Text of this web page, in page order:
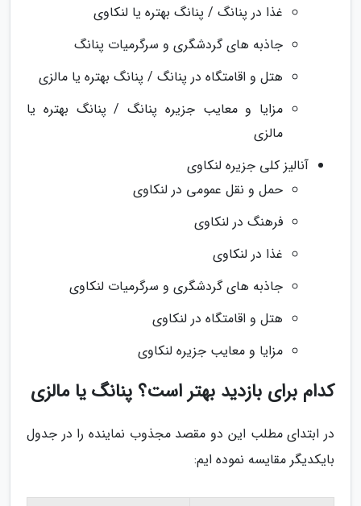
غذا در پنانگ / پنانگ بهتره یا لنکاوی
جاذبه های گردشگری و سرگرمیات پنانگ
هتل و اقامتگاه در پنانگ / پنانگ بهتره یا مالزی
مزایا و معایب جزیره پنانگ / پنانگ بهتره یا
مالزی
آنالیز کلی جزیره لنکاوی
حمل و نقل عمومی در لنکاوی
فرهنگ در لنکاوی
غذا در لنکاوی
جاذبه های گردشگری و سرگرمیات لنکاوی
هتل و اقامتگاه در لنکاوی
مزایا و معایب جزیره لنکاوی
کدام برای بازدید بهتر است؟ پنانگ یا مالزی
در ابتدای مطلب این دو مقصد مجذوب نماینده را در جدول
بایکدیگر مقایسه نموده ایم: